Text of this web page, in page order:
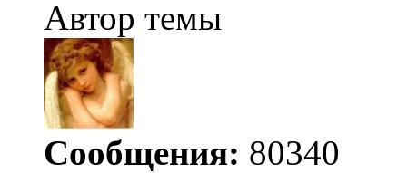
Автор темы
Сообщения: 80340